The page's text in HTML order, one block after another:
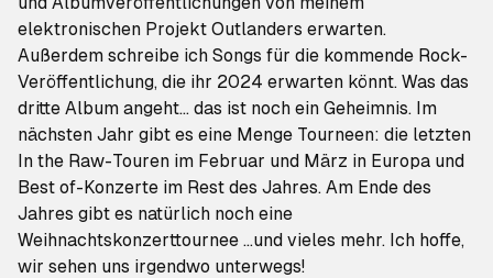
elektronischen Projekt Outlanders erwarten.
Außerdem schreibe ich Songs für die kommende Rock-
Veröffentlichung, die ihr 2024 erwarten könnt. Was das
dritte Album angeht... das ist noch ein Geheimnis. Im
nächsten Jahr gibt es eine Menge Tourneen: die letzten
In the Raw-Touren im Februar und März in Europa und
Best of-Konzerte im Rest des Jahres. Am Ende des
Jahres gibt es natürlich noch eine
Weihnachtskonzerttournee ...und vieles mehr. Ich hoffe,
wir sehen uns irgendwo unterwegs!